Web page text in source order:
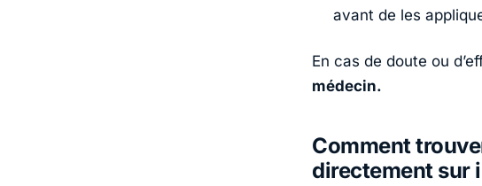
avant de les
En cas de doute ou
médecin.
Comment
directement sur